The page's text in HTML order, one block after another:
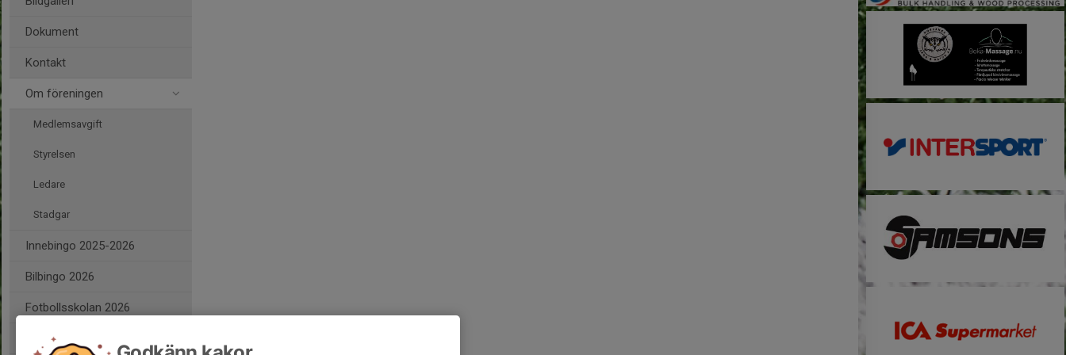
Dokument
Kontakt
Om föreningen
Medlemsavgift
Styrelsen
Ledare
Stadgar
Innebingo 2025-2026
Bilbingo 2026
Fotbollsskolan 2026
Sponsorer